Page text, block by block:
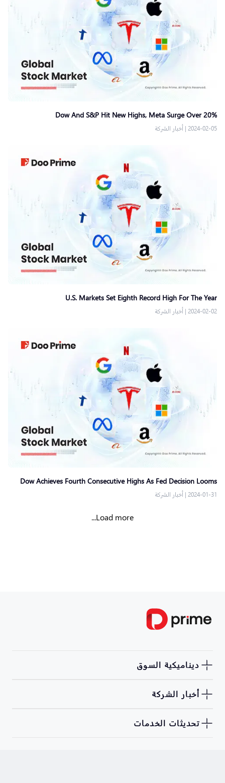
Dow And S&P Hit New Highs, Meta Surge Over 20%
2024-02-05
| أخبار الشركة
U.S. Markets Set Eighth Record High For The Year
2024-02-02
| أخبار الشركة
Dow Achieves Fourth Consecutive Highs As Fed Decision Looms
2024-01-31
| أخبار الشركة
Load more...
ديناميكية السوق
أخبار الشركة
تحديثات الخدمات